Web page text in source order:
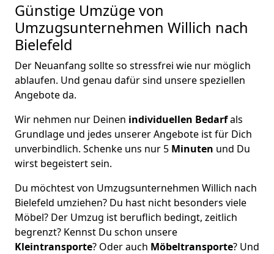
Günstige Umzüge von
Umzugsunternehmen Willich nach
Bielefeld
Der Neuanfang sollte so stressfrei wie nur möglich
ablaufen. Und genau dafür sind unsere speziellen
Angebote da.
Wir nehmen nur Deinen individuellen Bedarfals
Grundlage und jedes unserer Angebote ist für Dich
unverbindlich. Schenke uns nur 5 Minuten und Du
wirst begeistert sein.
Du möchtest von Umzugsunternehmen Willich nach
Bielefeld umziehen? Du hast nicht besonders viele
Möbel? Der Umzug ist beruflich bedingt, zeitlich
begrenzt? Kennst Du schon unsere
Kleintransporte? Oder auch Möbeltransporte? Und